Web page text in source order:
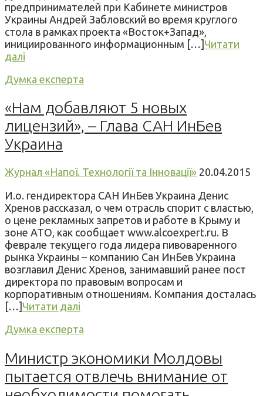
предпринимателей при Кабинете министров
Украины Андрей Забловский во время круглого
стола в рамках проекта «Восток+Запад»,
инициированного информационным […] Читати
далі
Думка експерта
«Нам добавляют 5 новых
лицензий», – Глава САН ИнБев
Украина
Журнал «Напої. Технології та Інновації» 20.04.2015
И.о. гендиректора САН ИнБев Украина Денис
Хренов рассказал, о чем отрасль спорит с властью,
о цене рекламных запретов и работе в Крыму и
зоне АТО, как сообщает www.alcoexpert.ru. В
феврале текущего года лидера пивоваренного
рынка Украины – компанию Сан ИнБев Украина
возглавил Денис Хренов, занимавший ранее пост
директора по правовым вопросам и
корпоративным отношениям. Компания досталась
[…] Читати далі
Думка експерта
Министр экономики Молдовы
пытается отвлечь внимание от